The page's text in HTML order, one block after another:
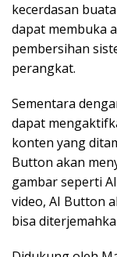
kecerdasan
dapat membuka
pembersihan
perangkat.
Sementara
dapat
konten yang
Button akan
gambar seperti
video, AI Button
bisa